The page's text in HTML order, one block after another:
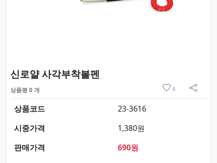
신로얄 사각부착볼펜
상품평 0 개 0
sns 공
상품코드
23-3616
시중가격
1,380원
판매가격
690원